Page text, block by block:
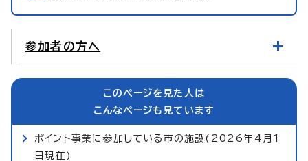
参加者の方へ
このページを見た人は
こんなページも見ています
ポイント事業に参加している市の施設(2026年4月1
日現在)